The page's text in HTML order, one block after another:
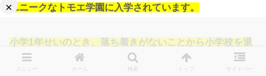
ユニークなトモエ学園に入学されています。
小学1年せいのとき、落ち着きがないことから小学校を退
学し、トモエ学園にやってきました。
メニュー ホーム 検索 トップ サイドバー
×